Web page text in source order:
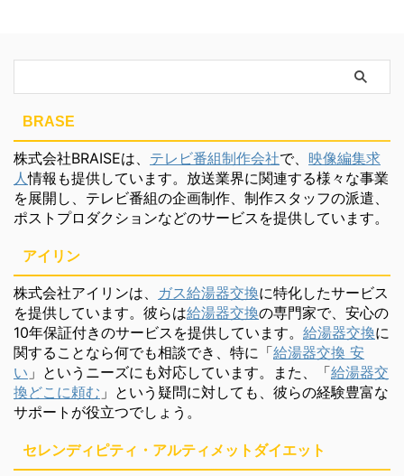
BRASE
株式会社BRAISEは、 テレビ番組制作会社で、 映像編集求
人情報も提供しています。放送業界に関連する様々な事業
を展開し、テレビ番組の企画制作、制作スタッフの派遣、
ポストプロダクションなどのサービスを提供しています。
アイリン
株式会社アイリンは、 ガス給湯器交換に特化したサービス
を提供しています。彼らは給湯器交換の専門家で、安心の
10年保証付きのサービスを提供しています。 給湯器交換に
関することなら何でも相談でき、特に「給湯器交換 安
い 」というニーズにも対応しています。また、「給湯器交
換どこに頼む 」という疑問に対しても、彼らの経験豊富な
サポートが役立つでしょう。
セレンディピティ・アルティメットダイエット